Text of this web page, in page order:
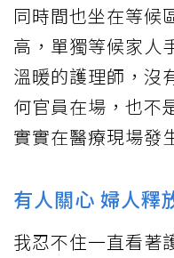
同時間也坐在等候
高，單獨等候家人
溫暖的護理師，沒
何官員在場，也不
實實在醫療現場發
有人關心 婦人釋
我忍不住一直看著